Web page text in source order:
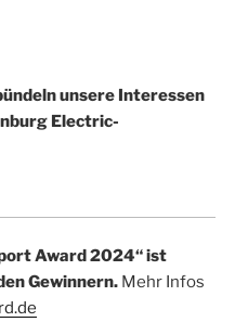
unsere Interessen
Electric-
Award 2024“ ist
Gewinnern. Mehr Infos